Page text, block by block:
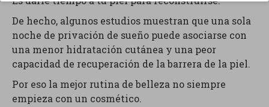
De hecho, algunos estudios muestran que una sola
noche de privación de sueño puede asociarse con
una menor hidratación cutánea y una peor
capacidad de recuperación de la barrera de la piel.
Por eso la mejor rutina de belleza no siempre
empieza con un cosmético.